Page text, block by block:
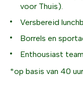
voor Thuis).
Versbereid
Borrels en
Enthousiast
*op basis van 40 uur